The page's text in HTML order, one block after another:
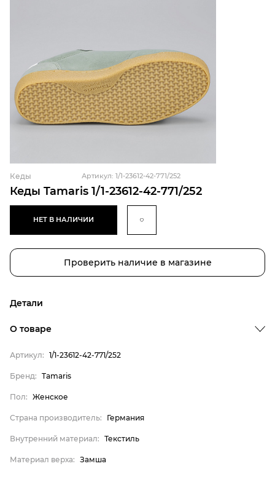
Кеды Tamaris 1/1-23612-42-771/252
Кеды Артикул: 1/1-23612-42-771/252
НЕТ В НАЛИЧИИ
Проверить наличие в магазине
Детали
Внутренний материал
Материал верха
О товаре
Артикул: 1/1-23612-42-771/252
Бренд: Tamaris
Пол: Женское
Страна производитель: Германия
Внутренний материал: Текстиль
Материал верха: Замша